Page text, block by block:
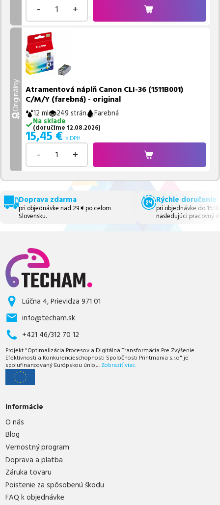
- +
Originálny Atramentová náplň Canon CLI-36 (1511B001)
C/M/Y (farebná) - original
12 ml 249 strán
Farebná
Na sklade
(doručíme 12.08.2026)
15,45 € s DPH
- +
Doprava zdarma
pri objednávke nad 29 € po celom
Slovensku.
Rýchle doručenie
pri objednávke do
nasledujúci pracovný
Lúčna 4, Prievidza 971 01
info@techam.sk
+421 46/312 70 12
Projekt "Optimalizácia Procesov a Digitálna Transformácia Pre Zvýšenie
Efektívnosti a Konkurencieschopnosti Spoločnosti Printmania s.r.o" je
spolufinancovaný Európskou úniou. Zobraziť viac.
Informácie
O nás
Blog
Vernostný program
Doprava a platba
Záruka tovaru
Poistenie za spôsobenú škodu
FAQ k objednávke